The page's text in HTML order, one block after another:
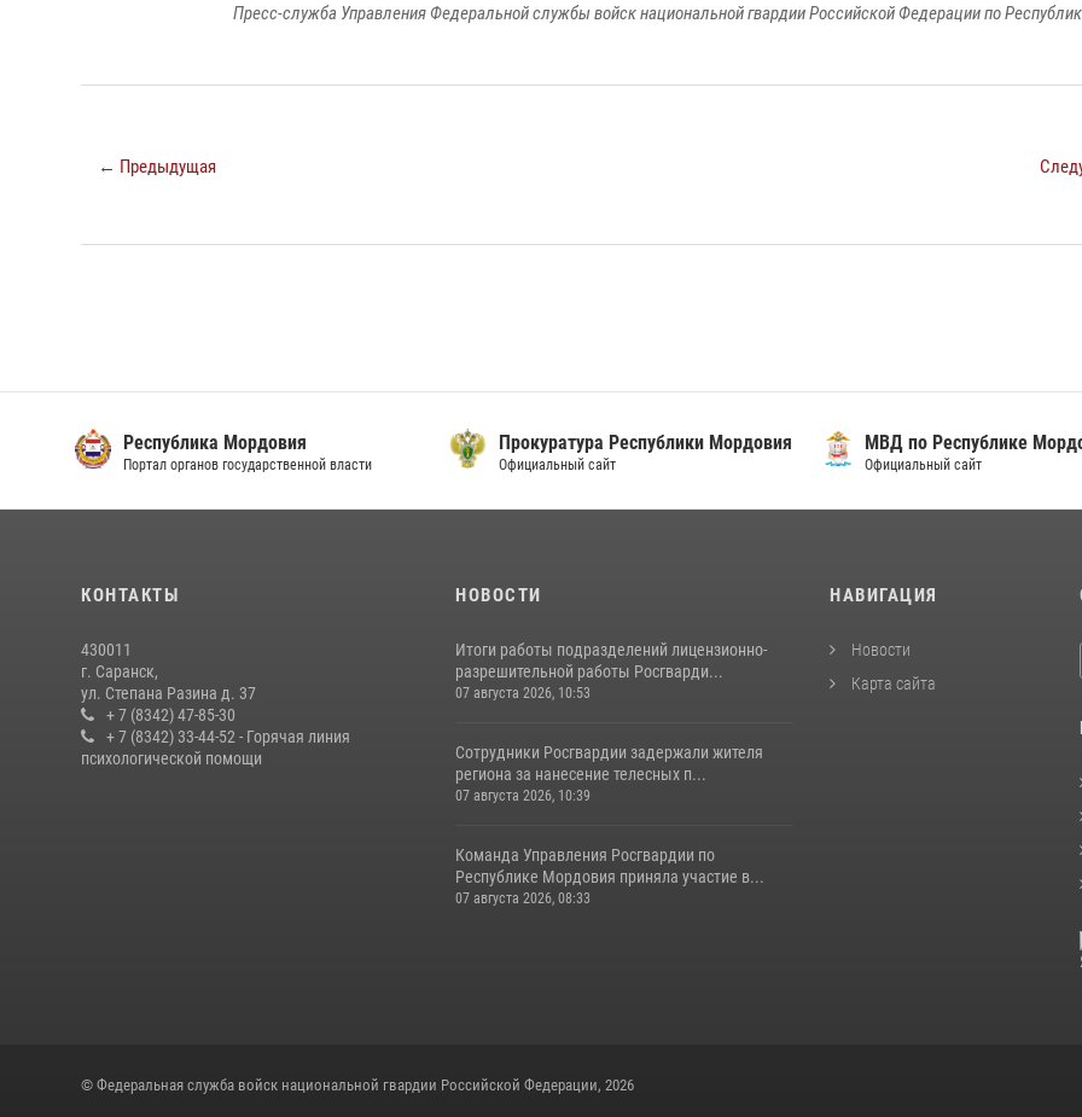
Пресс-служба Управления Федеральной службы войск национальной гвардии Российской Федерации по
← Предыдущая
Республика Мордовия
Портал органов государственной власти
Прокуратура Республики Мордовия
Официальный сайт
МВД по Республике
Официальный сайт
КОНТАКТЫ
430011
г. Саранск,
ул. Степана Разина д. 37
+ 7 (8342) 47-85-30
+ 7 (8342) 33-44-52 - Горячая линия
психологической помощи
НОВОСТИ
Итоги работы подразделений лицензионно-
разрешительной работы Росгварди...
07 августа 2026, 10:53
Сотрудники Росгвардии задержали жителя
региона за нанесение телесных п...
07 августа 2026, 10:39
Команда Управления Росгвардии по
Республике Мордовия приняла участие в...
07 августа 2026, 08:33
НАВИГАЦИЯ
Новости
Карта сайта
© Федеральная служба войск национальной гвардии Российской Федерации, 2026